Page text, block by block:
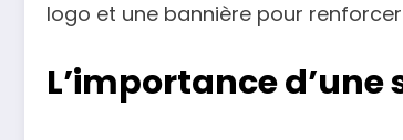
logo et une bannière pour
L’importance